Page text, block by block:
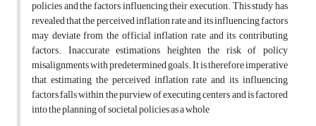
policies and the factors influencing their execution. This study has
revealed that the perceived inflation rate and its influencing factors
may deviate from the official inflation rate and its contributing
factors. Inaccurate estimations heighten the risk of policy
misalignments with predetermined goals. It is therefore imperative
that estimating the perceived inflation rate and its influencing
factors falls within the purview of executing centers and is factored
into the planning of societal policies as a whole